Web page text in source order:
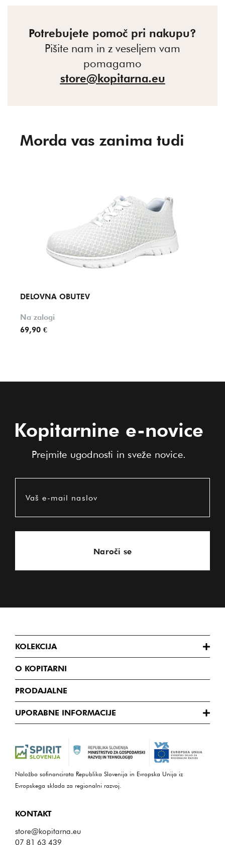
Potrebujete pomoč pri nakupu?
Pišite nam in z veseljem vam
pomagamo
store@kopitarna.eu
Morda vas zanima tudi
DELOVNA OBUTEV
Na zalogi
69,90 €
Kopitarnine e-novice
Prejmite ugodnosti in sveže novice.
Vaš e-mail naslov
Naroči se
KOLEKCIJA
O KOPITARNI
PRODAJALNE
UPORABNE INFORMACIJE
Naložbo sofinancirata Republika Slovenija in Evropska Unija iz
Evropskega sklada za regionalni razvoj.
KONTAKT
store@kopitarna.eu
07 81 63 439